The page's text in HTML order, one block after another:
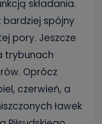
składania.
bardziej spójny
pory. Jeszcze
trybunach
Oprócz
czerwień, a
ławek